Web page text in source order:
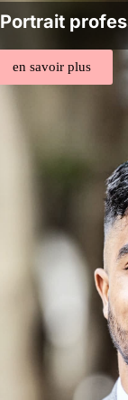
Portrait
en savoir plus